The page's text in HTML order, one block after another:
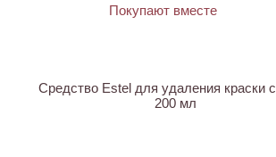
Средство Estel для удаления краски
200 мл